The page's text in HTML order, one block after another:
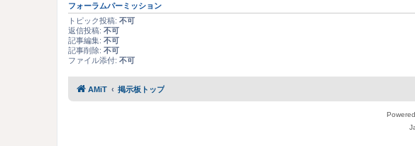
フォーラムパーミッション
トピック投稿: 不可
返信投稿: 不可
記事編集: 不可
記事削除: 不可
ファイル添付: 不可
AMiT 掲示板トップ